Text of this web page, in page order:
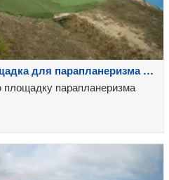
для парапланеризма в
площадку парапланеризма